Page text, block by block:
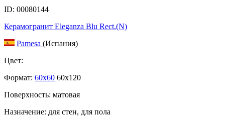
ID: 00080144
Керамогранит Eleganza Blu Rect.(N)
Pamesa (Испания)
Цвет:
Формат: 60x60 60x120
Поверхность: матовая
Назначение: для стен, для пола